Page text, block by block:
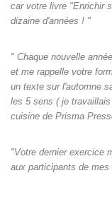
car votre livre "Enrichir
dizaine d'années ! "
" Chaque nouvelle
et me rappelle votre
un texte sur l'automne
les 5 sens ( je
cuisine de Prisma
"Votre dernier exercice
aux participants de